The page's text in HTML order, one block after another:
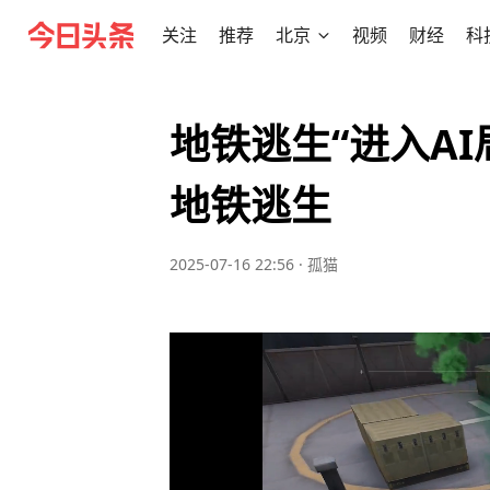
关注 推荐 北京 视频 财经 科
地铁逃生“进入
地铁逃生
2025-07-16 22:56 · 孤猫